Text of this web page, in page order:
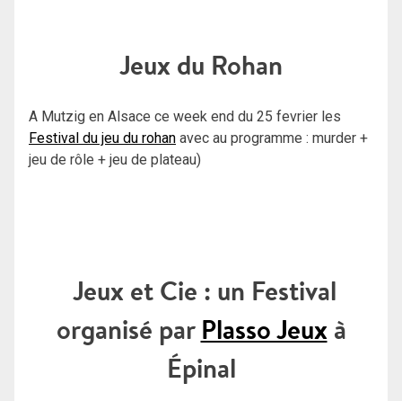
Jeux du Rohan
A Mutzig en Alsace ce week end du 25 fevrier les
Festival du jeu du rohan avec au programme : murder +
jeu de rôle + jeu de plateau)
Jeux et Cie : un Festival
organisé par Plasso Jeux à
Épinal